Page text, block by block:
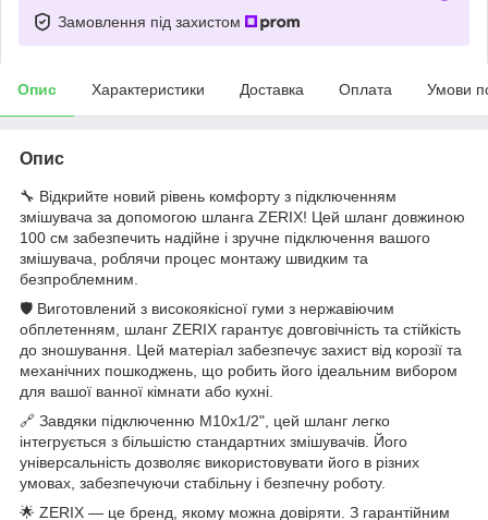
Замовлення під захистом
Опис Характеристики Доставка Оплата Умови
Опис
🔧 Відкрийте новий рівень комфорту з підключенням
змішувача за допомогою шланга ZERIX! Цей шланг довжиною
100 см забезпечить надійне і зручне підключення вашого
змішувача, роблячи процес монтажу швидким та
безпроблемним.
🛡️ Виготовлений з високоякісної гуми з нержавіючим
обплетенням, шланг ZERIX гарантує довговічність та стійкість
до зношування. Цей матеріал забезпечує захист від корозії та
механічних пошкоджень, що робить його ідеальним вибором
для вашої ванної кімнати або кухні.
🔗 Завдяки підключенню M10x1/2", цей шланг легко
інтегрується з більшістю стандартних змішувачів. Його
універсальність дозволяє використовувати його в різних
умовах, забезпечуючи стабільну і безпечну роботу.
🌟 ZERIX — це бренд, якому можна довіряти. З гарантійним